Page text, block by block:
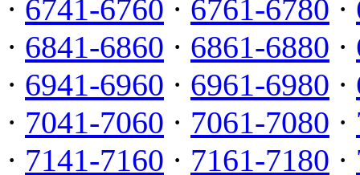
· 6741-6760 · 6761-6780 ·
· 6841-6860 · 6861-6880 ·
· 6941-6960 · 6961-6980 ·
· 7041-7060 · 7061-7080 ·
· 7141-7160 · 7161-7180 ·